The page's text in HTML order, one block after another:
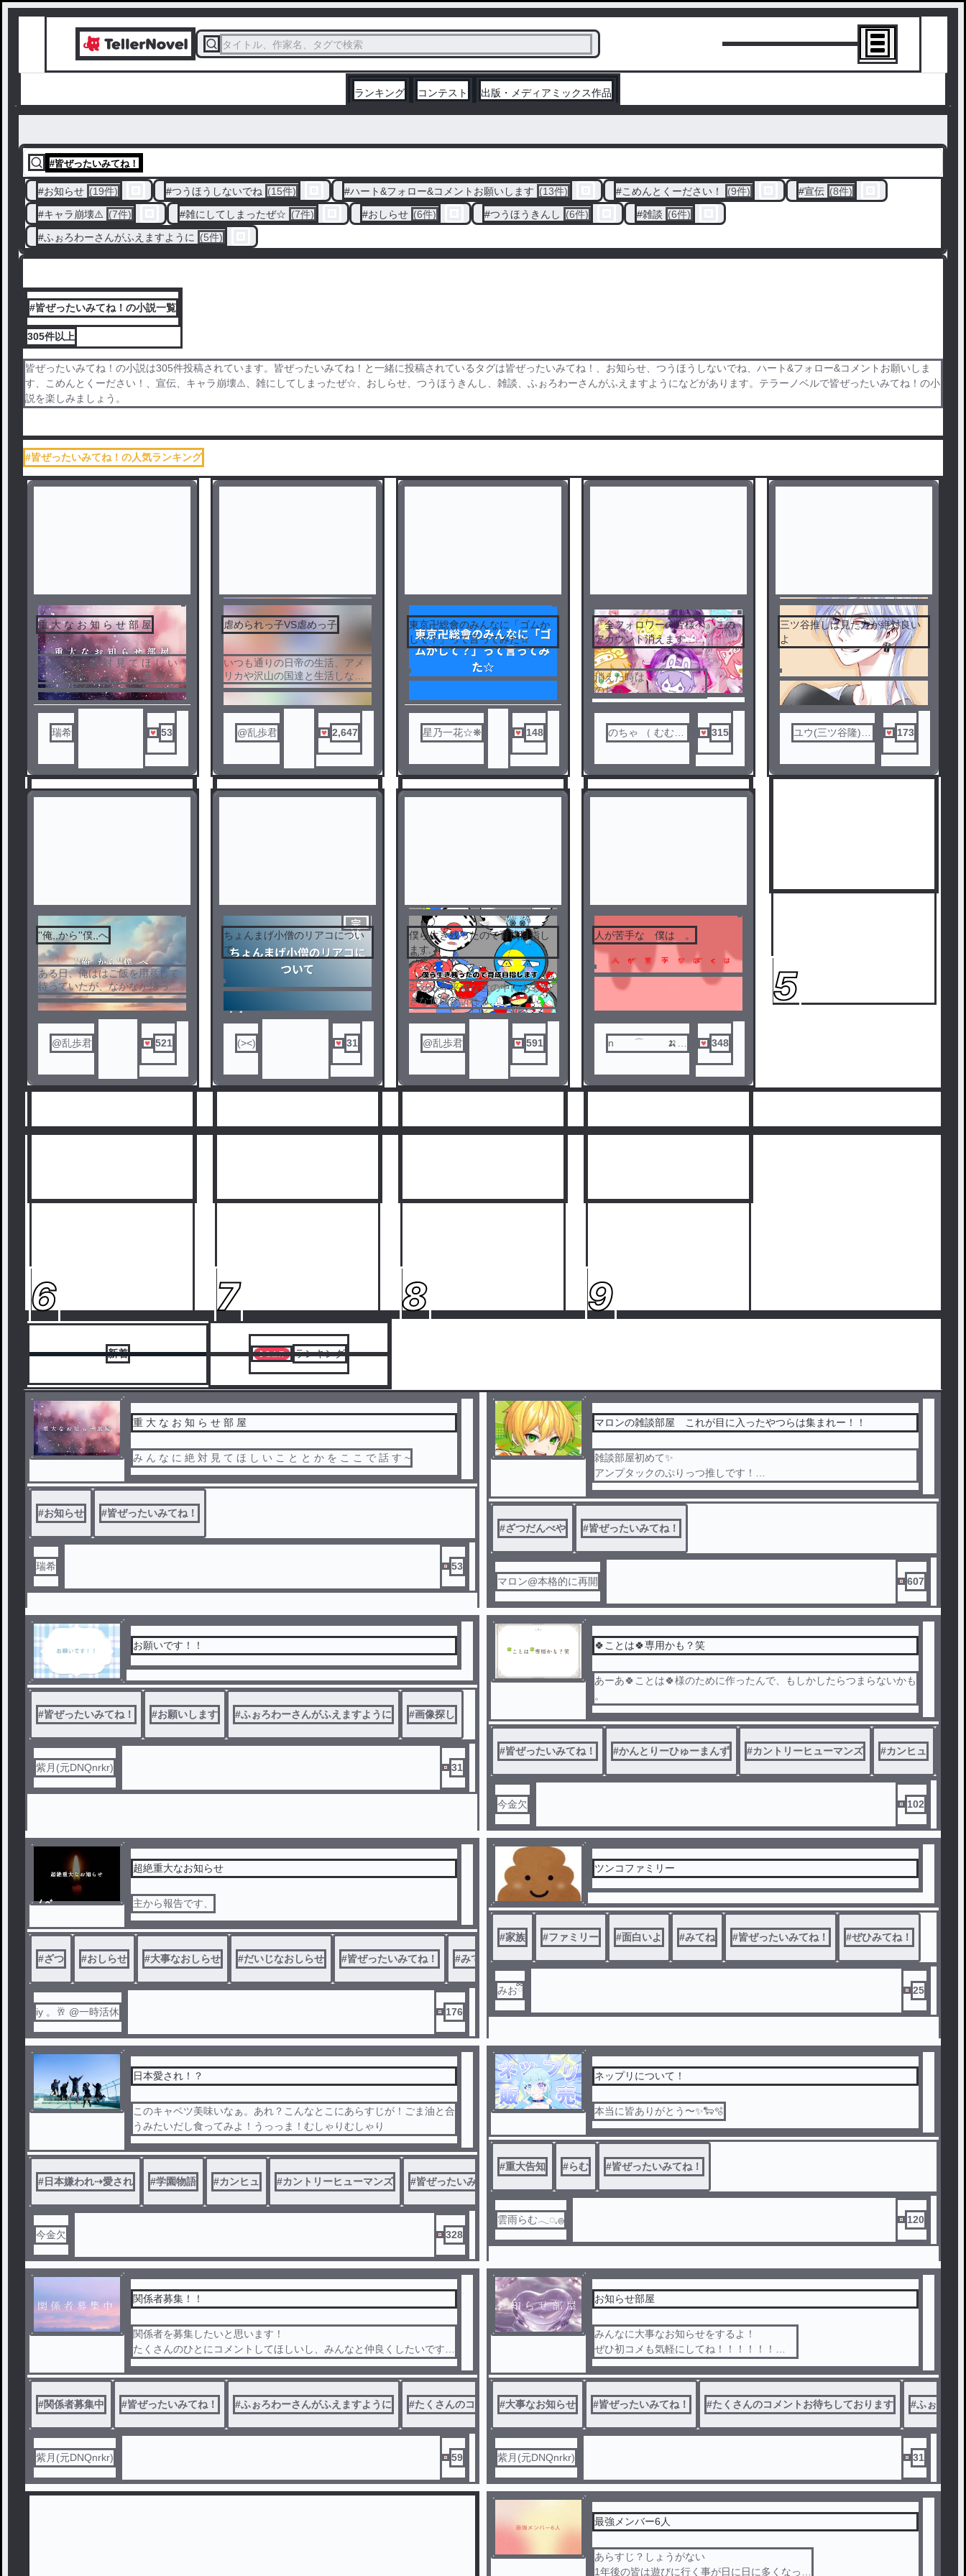
タイトル、作家名、タグで検索
ランキング コンテスト 出版・メディアミックス作品
#皆ぜったいみてね！
#お知らせ (19件) #つうほうしないでね (15件) #ハート&フォロー&コメントお願いします (13件) #こめんとくーださい！ (9件) #宣伝 (8件)
#キャラ崩壊⚠️ (7件) #雑にしてしまったぜ☆ (7件) #おしらせ (6件) #つうほうきんし (6件) #雑談 (6件)
#ふぉろわーさんがふえますように (5件)
#皆ぜったいみてね！の小説一覧
305件以上
皆ぜったいみてね！の小説は305件投稿されています。皆ぜったいみてね！と一緒に投稿されているタグは皆ぜったいみてね！、お知らせ、つうほうしないでね、ハート&フォロー&コメントお願いしま
す、こめんとくーださい！、宣伝、キャラ崩壊⚠️、雑にしてしまったぜ☆、おしらせ、つうほうきんし、雑談、ふぉろわーさんがふえますようになどがあります。テラーノベルで皆ぜったいみてね！の小
説を楽しみましょう。
#皆ぜったいみてね！の人気ランキング
重 大 な お 知 ら せ 部 屋
み ん な に 絶 対 見 て ほ し い
こ と と か を こ こ で 話 す ~
瑞希 53
1
虐められっ子VS虐めっ子
いつも通りの日帝の生活、アメ
リカや沢山の国達と生活しなが
ら暮らしてきたが___
かった友や兄弟がいじめっ子
に。危ない罠や遊びを掻い潜り
抜けながら
平和な日常に戻れるのか。虐め
っ子達にも何やら理由があるよ
うで…？
日帝の楽しい？男子高校生活が
@乱歩君 2,647
2
東京卍総會のみんなに「ゴムか
して？」って言ってみた☆
星乃一花☆❋ 148
3
『全フォロワーの皆様へ』この
アカウント消えます……
消えた時は
のちゃ
で調べてるんだぞぉぉぉ
のちゃ （ むむ(?)
315
4
三ツ谷推しは見た方が絶対良い
よ
ユウ(三ツ谷隆)🌟
173
5
''俺,,から''僕,,へ
ある日、俺ははご飯を用意して
待っていたが、なかなか帰って
こないので途中で宅配が来たか
ら出ると
そいつは俺に変な液体を飲ませ
て、、、、俺は幼児化してしま
った！！！！
しかもそれは精神を幼児化して
しまうものだった。そこにバッ
タリ出会してしまった北は
くのまふぃあせいかつ！
@乱歩君 521
6
ノベ
完
結
ちょんまげ小僧のリアコについ
て
(><) 31
7
ノベ
僕ら生き残ったので育成目指し
ます
2xxxxx年平和な世の中にある大
きな危機が訪れる
日本達はいつも通りの日常を送
っていた
新しい速報を受け取ったその内
容は隕石が来ると言う内容
もう遅い隕石がつくのは後数十
分後人々は生きる気力を無した
国達も例外ではない
き残った国が二つある
@乱歩君 591
8
人が苦手な 僕は 。
n ⌒ 🍌
348
9
新着 ランキング
重 大 な お 知 ら せ 部 屋
み ん な に 絶 対 見 て ほ し い こ と と か を こ こ で 話 す ~
#お知らせ #皆ぜったいみてね！
瑞希 53
マロンの雑談部屋 これが目に入ったやつらは集まれー！！
雑談部屋初めて✨
アンプタックのぷりっつ推しです！
こう見えて、どんな歌い手が好きだろう誰が推しだろうと関係なく受け
入れます！！
よろしく✌️！！
#ざつだんべや #皆ぜったいみてね！
マロン@本格的に再開 607
お願いです！！
#皆ぜったいみてね！ #お願いします #ふぉろわーさんがふえますように #画像探し
紫月(元DNQnrkr) 31
🍀ことは🍀専用かも？笑
あーあ🍀ことは🍀様のために作ったんで、もしかしたらつまらないかも
。
#皆ぜったいみてね！ #かんとりーひゅーまんず #カントリーヒューマンズ #カンヒュ
今金欠 102
ノベ
超絶重大なお知らせ
主から報告です、
#ざつ #おしらせ #大事なおしらせ #だいじなおしらせ #皆ぜったいみてね！ #みてね
iy 。🥂 @一時活休 176
ツンコファミリー
#家族 #ファミリー #面白いよ #みてね #皆ぜったいみてね！ #ぜひみてね！
みおྀི 25
日本愛され！？
このキャベツ美味いなぁ。あれ？こんなとこにあらすじが！ごま油と合
うみたいだし食ってみよ！うっっま！むしゃりむしゃり
#日本嫌われ⇢愛され #学園物語 #カンヒュ #カントリーヒューマンズ #皆ぜったいみてね！
今金欠 328
ネップリについて！
#重大告知 #らむ #皆ぜったいみてね！
雲雨らむ𓂃◌𓈒𓐍 120
関係者募集！！
関係者を募集したいと思います！
たくさんのひとにコメントしてほしいし、みんなと仲良くしたいです！
！
ぜひ見て初見さん、初コメントの人もコメントしてほしいな！！
枠が埋まるまで募集してるのでいつでもコメントしてください！！！！
#関係者募集中 #皆ぜったいみてね！ #ふぉろわーさんがふえますように #たくさんのコメントお待ちしております
紫月(元DNQnrkr) 59
お知らせ部屋
みんなに大事なお知らせをするよ！
ぜひ初コメも気軽にしてね！！！！！！
フォロワーさんも初見さんもぜひ見てねっ😉
#大事なお知らせ #皆ぜったいみてね！ #たくさんのコメントお待ちしております #ふぉろわ
紫月(元DNQnrkr) 31
最強メンバー6人
あらすじ？しょうがない
1年後の皆は遊びに行く事が日に日に多くなって